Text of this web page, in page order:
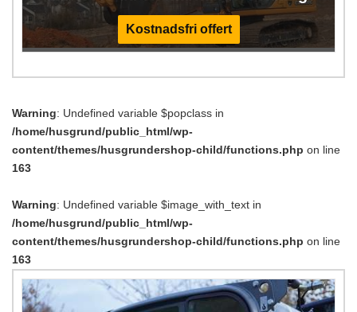
Kostnadsfri offert
Warning: Undefined variable $popclass in
/home/husgrund/public_html/wp-
content/themes/husgrundershop-child/functions.php on line
163
Warning: Undefined variable $image_with_text in
/home/husgrund/public_html/wp-
content/themes/husgrundershop-child/functions.php on line
163